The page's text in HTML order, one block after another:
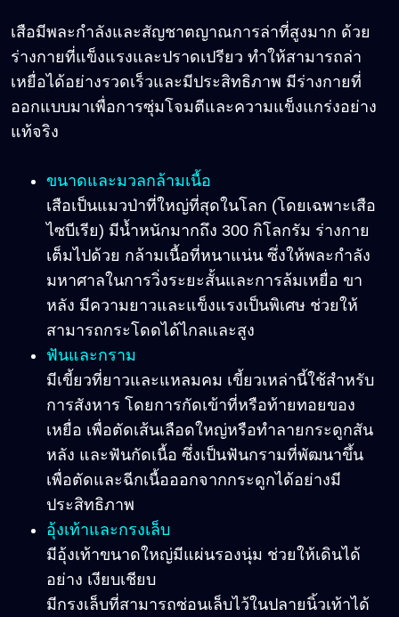
เสือมีพละกำลังและสัญชาตญาณการล่าที่สูงมาก ด้วย
ร่างกายที่แข็งแรงและปราดเปรียว ทำให้สามารถล่า
เหยื่อได้อย่างรวดเร็วและมีประสิทธิภาพ มีร่างกายที่
ออกแบบมาเพื่อการซุ่มโจมตีและความแข็งแกร่งอย่าง
แท้จริง
ขนาดและมวลกล้ามเนื้อ
เสือเป็นแมวป่าที่ใหญ่ที่สุดในโลก (โดยเฉพาะเสือ
ไซบีเรีย) มีน้ำหนักมากถึง 300 กิโลกรัม ร่างกาย
เต็มไปด้วย กล้ามเนื้อที่หนาแน่น ซึ่งให้พละกำลัง
มหาศาลในการวิ่งระยะสั้นและการล้มเหยื่อ ขา
หลัง มีความยาวและแข็งแรงเป็นพิเศษ ช่วยให้
สามารถกระโดดได้ไกลและสูง
ฟันและกราม
มีเขี้ยวที่ยาวและแหลมคม เขี้ยวเหล่านี้ใช้สำหรับ
การสังหาร โดยการกัดเข้าที่หรือท้ายทอยของ
เหยื่อ เพื่อตัดเส้นเลือดใหญ่หรือทำลายกระดูกสัน
หลัง และฟันกัดเนื้อ ซึ่งเป็นฟันกรามที่พัฒนาขึ้น
เพื่อตัดและฉีกเนื้อออกจากกระดูกได้อย่างมี
ประสิทธิภาพ
อุ้งเท้าและกรงเล็บ
มีอุ้งเท้าขนาดใหญ่มีแผ่นรองนุ่ม ช่วยให้เดินได้
อย่าง เงียบเชียบ
มีกรงเล็บที่สามารถซ่อนเล็บไว้ในปลายนิ้วเท้าได้